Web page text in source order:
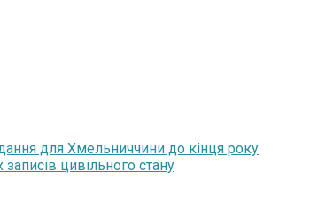
для Хмельниччини до кінця року
цивільного стану